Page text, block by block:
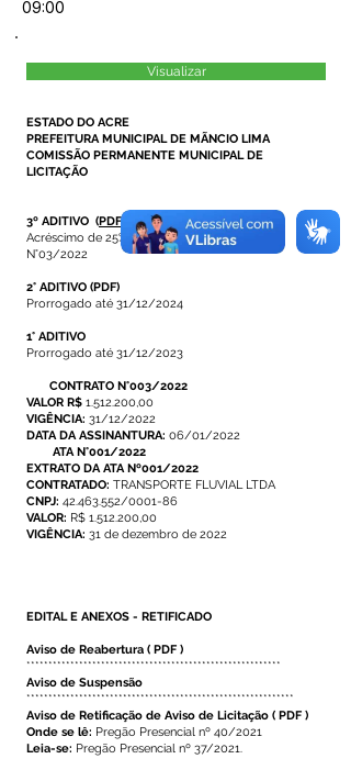
09:00
Visualizar
ESTADO DO ACRE
PREFEITURA MUNICIPAL DE MÃNCIO LIMA
COMISSÃO PERMANENTE MUNICIPAL DE
LICITAÇÃO
3º ADITIVO (PDF
Acréscimo de 25% nos itens 44 e 45 - Contrato
N°03/2022
2° ADITIVO (PDF)
Prorrogado até 31/12/2024
1° ADITIVO
Prorrogado até 31/12/2023
CONTRATO N°003/2022
VALOR R$ 1.512.200,00
VIGÊNCIA: 31/12/2022
DATA DA ASSINANTURA: 06/01/2022
ATA N°001/2022
EXTRATO DA ATA Nº001/2022
CONTRATADO: TRANSPORTE FLUVIAL LTDA
CNPJ: 42.463.552/0001-86
VALOR: R$ 1.512.200,00
VIGÊNCIA: 31 de dezembro de 2022
EDITAL E ANEXOS - RETIFICADO
Aviso de Reabertura ( PDF )
**********************************************************
Aviso de Suspensão
*************************************************************
Aviso de Retificação de Aviso de Licitação ( PDF )
Onde se lê: Pregão Presencial nº 40/2021
Leia-se: Pregão Presencial nº 37/2021.